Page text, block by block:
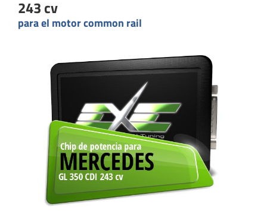
243 cv
para el motor common rail